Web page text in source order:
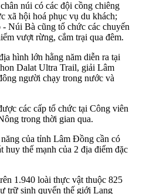
núi có các đội cồng chiêng
xã hội hoá phục vụ du khách;
Núi Bà cũng tổ chức các chuyến
vượt rừng, cắm trại qua đêm.
hình lớn hằng năm diễn ra tại
Dalat Ultra Trail, giải Lâm
người chạy trong nước và
các cấp tổ chức tại Công viên
trong thời gian qua.
của tỉnh Lâm Đồng cần có
huy thế mạnh của 2 địa điểm đặc
1.940 loài thực vật thuộc 825
trữ sinh quyển thế giới Lang